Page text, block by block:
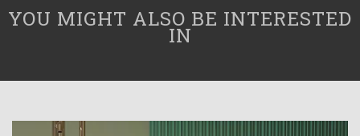
YOU MIGHT ALSO BE INTERESTED
IN